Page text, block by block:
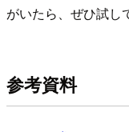
がいたら、ぜひ試し
参考資料